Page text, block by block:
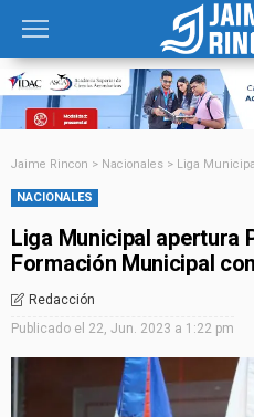
Jaime Rincon > Nacionales > Liga Municipal
NACIONALES
Liga Municipal apertura
Formación Municipal
Redacción
Publicado el 22, Jun. 2023 a 1:22 pm